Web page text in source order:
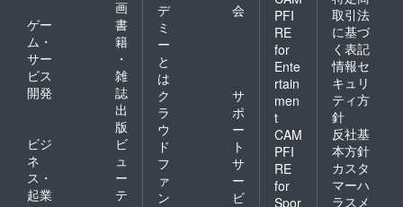
画
ゲー
ム・
サー
ビス
開発
書
籍
・
雑
誌
出
版
ビジ
ネ
ス・
起業
ビ
ュ
ー
テ
デ
ミ
ー
と
は
会
ク
ラ
ウ
ド
フ
ァ
ン
サ
ポ
ー
ト
サ
ー
ビ
PFI
RE
for
Ente
rtain
men
t
CAM
PFI
RE
for
Spor
取引法
に基づ
く表記
情報セ
キュリ
ティ方
針
反社基
本方針
カスタ
マーハ
ラスメ